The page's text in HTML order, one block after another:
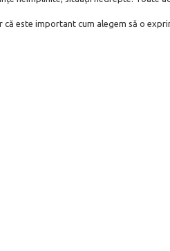
este important cum alegem să o